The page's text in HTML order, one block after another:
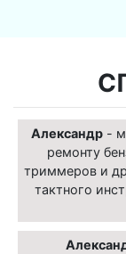
Александр -
ремонту
триммеров и
тактного